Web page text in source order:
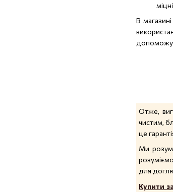
В
Отже,
чистим,
це
Ми
для
Купити